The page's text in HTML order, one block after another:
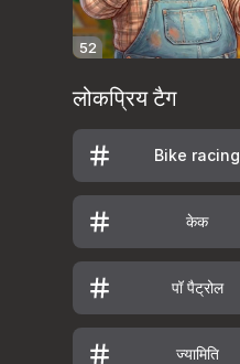
52
लोकप्रिय टैग
Bike racing
केक
पॉ पैट्रोल
ज्यामिति